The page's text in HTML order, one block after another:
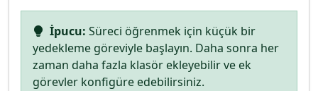
İpucu: Süreci öğrenmek için küçük bir
yedekleme göreviyle başlayın. Daha sonra her
zaman daha fazla klasör ekleyebilir ve ek
görevler konfigüre edebilirsiniz.